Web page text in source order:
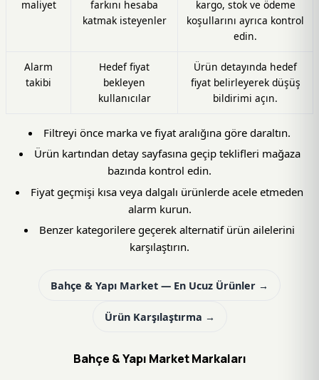
maliyet
farkını hesaba
katmak isteyenler
kargo, stok ve ödeme
koşullarını ayrıca kontrol
edin.
Alarm
takibi
Hedef fiyat
bekleyen
kullanıcılar
Ürün detayında hedef
fiyat belirleyerek düşüş
bildirimi açın.
Filtreyi önce marka ve fiyat aralığına göre daraltın.
Ürün kartından detay sayfasına geçip teklifleri mağaza
bazında kontrol edin.
Fiyat geçmişi kısa veya dalgalı ürünlerde acele etmeden
alarm kurun.
Benzer kategorilere geçerek alternatif ürün ailelerini
karşılaştırın.
Bahçe & Yapı Market — En Ucuz Ürünler →
Ürün Karşılaştırma →
Bahçe & Yapı Market Markaları